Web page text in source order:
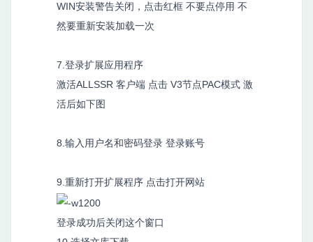
WIN安装警告关闭，点击红框 不要点停用 不
然要重新安装加载一次
7.登录扩展应用程序
激活ALLSSR 客户端 点击 V3节点PAC模式 激
活后如下图
8.输入用户名和密码登录 登录账号
9.重新打开扩展程序 点击打开网站
登录成功后关闭这个窗口